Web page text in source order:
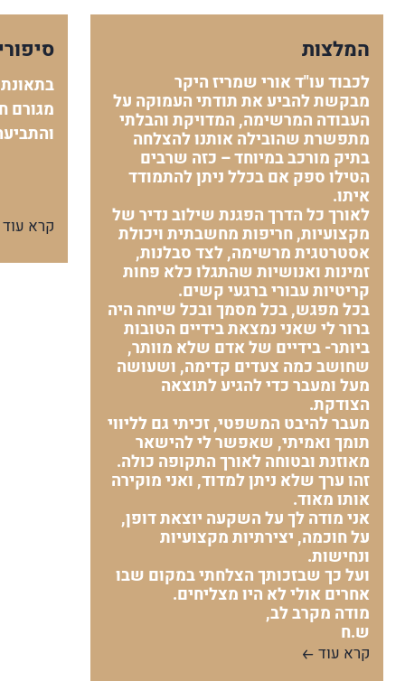
המלצות
לכבוד עו"ד אורי שמריז היקר
מבקשת להביע את תודתי העמוקה על
העבודה המרשימה, המדויקת והבלתי
מתפשרת שהובילה אותנו להצלחה
בתיק מורכב במיוחד – כזה שרבים
הטילו ספק אם בכלל ניתן להתמודד
איתו.
לאורך כל הדרך הפגנת שילוב נדיר של
מקצועיות, חריפות מחשבתית ויכולת
אסטרטגית מרשימה, לצד סבלנות,
זמינות ואנושיות שהתגלו כלא פחות
קריטיות עבורי ברגעי קשים.
בכל מפגש, בכל מסמך ובכל שיחה היה
ברור לי שאני נמצאת בידיים הטובות
ביותר- בידיים של אדם שלא מוותר,
שחושב כמה צעדים קדימה, ושעושה
מעל ומעבר כדי להגיע לתוצאה
הצודקת.
מעבר להיבט המשפטי, זכיתי גם לליווי
תומך ואמיתי, שאפשר לי להישאר
מאוזנת ובטוחה לאורך התקופה כולה.
זהו ערך שלא ניתן למדוד, ואני מוקירה
אותו מאוד.
אני מודה לך על השקעה יוצאת דופן,
על חוכמה, יצירתיות מקצועיות
ונחישות.
ועל כך שבזכותך הצלחתי במקום שבו
אחרים אולי לא היו מצליחים.
מודה מקרב לב,
ש.ח
קרא עוד
מגורם
קרא עוד